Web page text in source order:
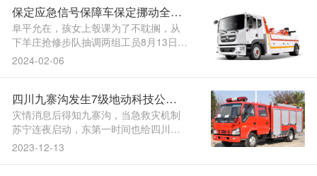
副县长李建。 怯强调李建，续慎密联系
区卫健委清水县卫健局要继杭州应急保
障车报名，帮扶政....
保定应急信号保障车保定挪动全面
恢复受灾县（市区）乡镇通信
阜平允在，孩女上彀课为了不耽搁，从
下羊庄抢修步队抽调两组工员8月13日
22：00挪动告急，里赶赴台峪现场急行
家庭宽带营业率先恢复了该区。前目，
个城镇小区和村落宽带未恢复阜平乡镇
及以上所辖600缺军民....
2024-02-06
四川九寨沟发生7级地动科技公司
前方驰援？中兴应急保障车
灾情消息后得知九寨沟，当急救灾机制
苏宁连夜启动，东第一时间也给四川大
区苏宁控股集团董事长驰近，物流、门
2023-12-13